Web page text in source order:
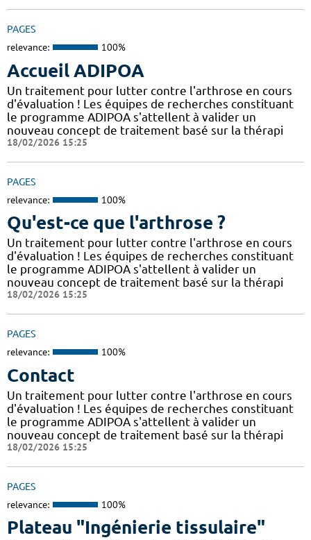
PAGES
relevance: 100%
Accueil ADIPOA
Un traitement pour lutter contre l'arthrose en cours
d'évaluation ! Les équipes de recherches constituant
le programme ADIPOA s'attellent à valider un
nouveau concept de traitement basé sur la thérapi
18/02/2026 15:25
PAGES
relevance: 100%
Qu'est-ce que l'arthrose ?
Un traitement pour lutter contre l'arthrose en cours
d'évaluation ! Les équipes de recherches constituant
le programme ADIPOA s'attellent à valider un
nouveau concept de traitement basé sur la thérapi
18/02/2026 15:25
PAGES
relevance: 100%
Contact
Un traitement pour lutter contre l'arthrose en cours
d'évaluation ! Les équipes de recherches constituant
le programme ADIPOA s'attellent à valider un
nouveau concept de traitement basé sur la thérapi
18/02/2026 15:25
PAGES
relevance: 100%
Plateau "Ingénierie tissulaire"